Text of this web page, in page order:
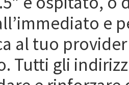
e
al tuo
Tutti gli